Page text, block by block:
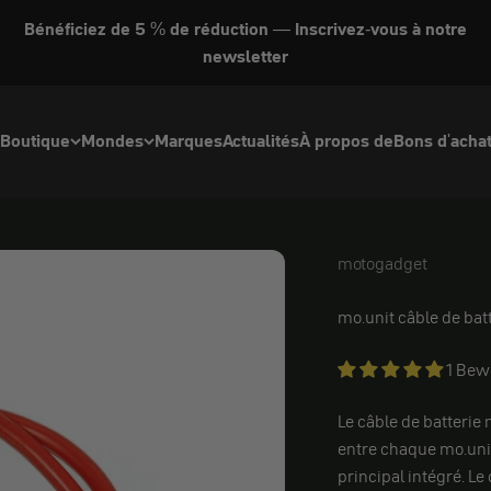
Bénéficiez de 5 % de réduction — Inscrivez-vous à notre
newsletter
Boutique Mondes MarquesActualitésÀ propos deBons d'achat
motogadget
motogadget
mo.unit câble de
1
Le câble de
entre chaque
principal intégré.